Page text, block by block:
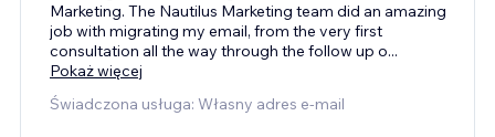
Marketing. The Nautilus Marketing team did an amazing
job with migrating my email, from the very first
consultation all the way through the follow up o...
Pokaż więcej
Świadczona usługa: Własny adres e-mail